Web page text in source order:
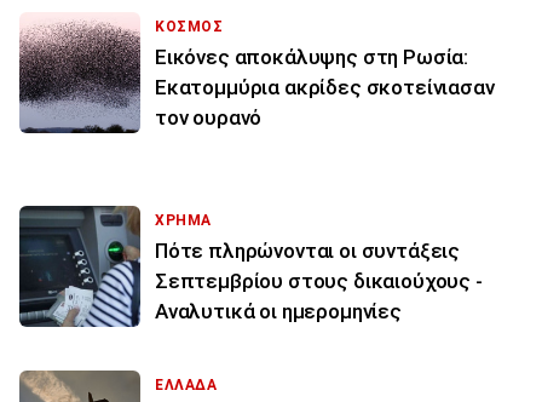
ΚΟΣΜΟΣ
Εικόνες αποκάλυψης στη Ρωσία:
Εκατομμύρια ακρίδες σκοτείνιασαν
τον ουρανό
ΧΡΗΜΑ
Πότε πληρώνονται οι συντάξεις
Σεπτεμβρίου στους δικαιούχους -
Αναλυτικά οι ημερομηνίες
ΕΛΛΑΔΑ